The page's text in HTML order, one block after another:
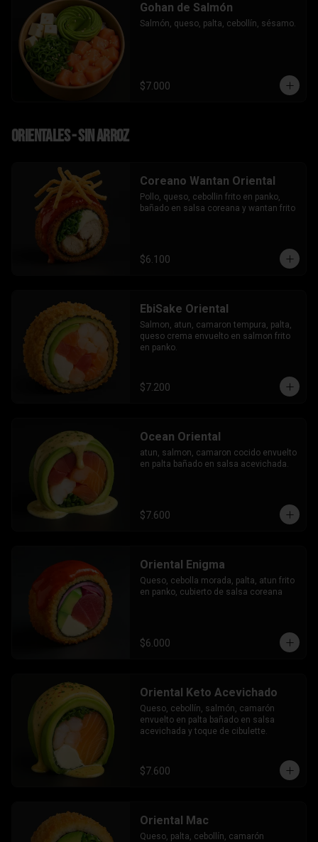
Gohan de Salmón
Salmón, queso, palta, cebollín, sésamo.
$7.000
Orientales - sin arroz
Coreano Wantan Oriental
Pollo, queso, cebollin frito en panko,
bañado en salsa coreana y wantan frito
$6.100
EbiSake Oriental
Salmon, atun, camaron tempura, palta,
queso crema envuelto en salmon frito
en panko.
$7.200
Ocean Oriental
atun, salmon, camaron cocido envuelto
en palta bañado en salsa acevichada.
$7.600
Oriental Enigma
Queso, cebolla morada, palta, atun frito
en panko, cubierto de salsa coreana
$6.000
Oriental Keto Acevichado
Queso, cebollín, salmón, camarón
envuelto en palta bañado en salsa
acevichada y toque de cibulette.
$7.600
Oriental Mac
Queso, palta, cebollín, camarón